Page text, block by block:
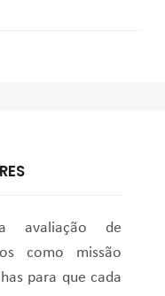
avaliação de
como missão
para que cada